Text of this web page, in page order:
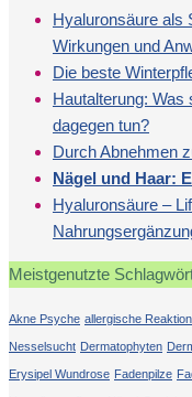
Hyaluronsäure als
Wirkungen und
Die beste
Hautalterung:
dagegen tun?
Durch Abnehmen
Nägel und Haar:
Hyaluronsäure –
Meistgenutzte
Akne Psyche allergische
Nesselsucht Dermatophyten
Erysipel Wundrose Fadenpilze